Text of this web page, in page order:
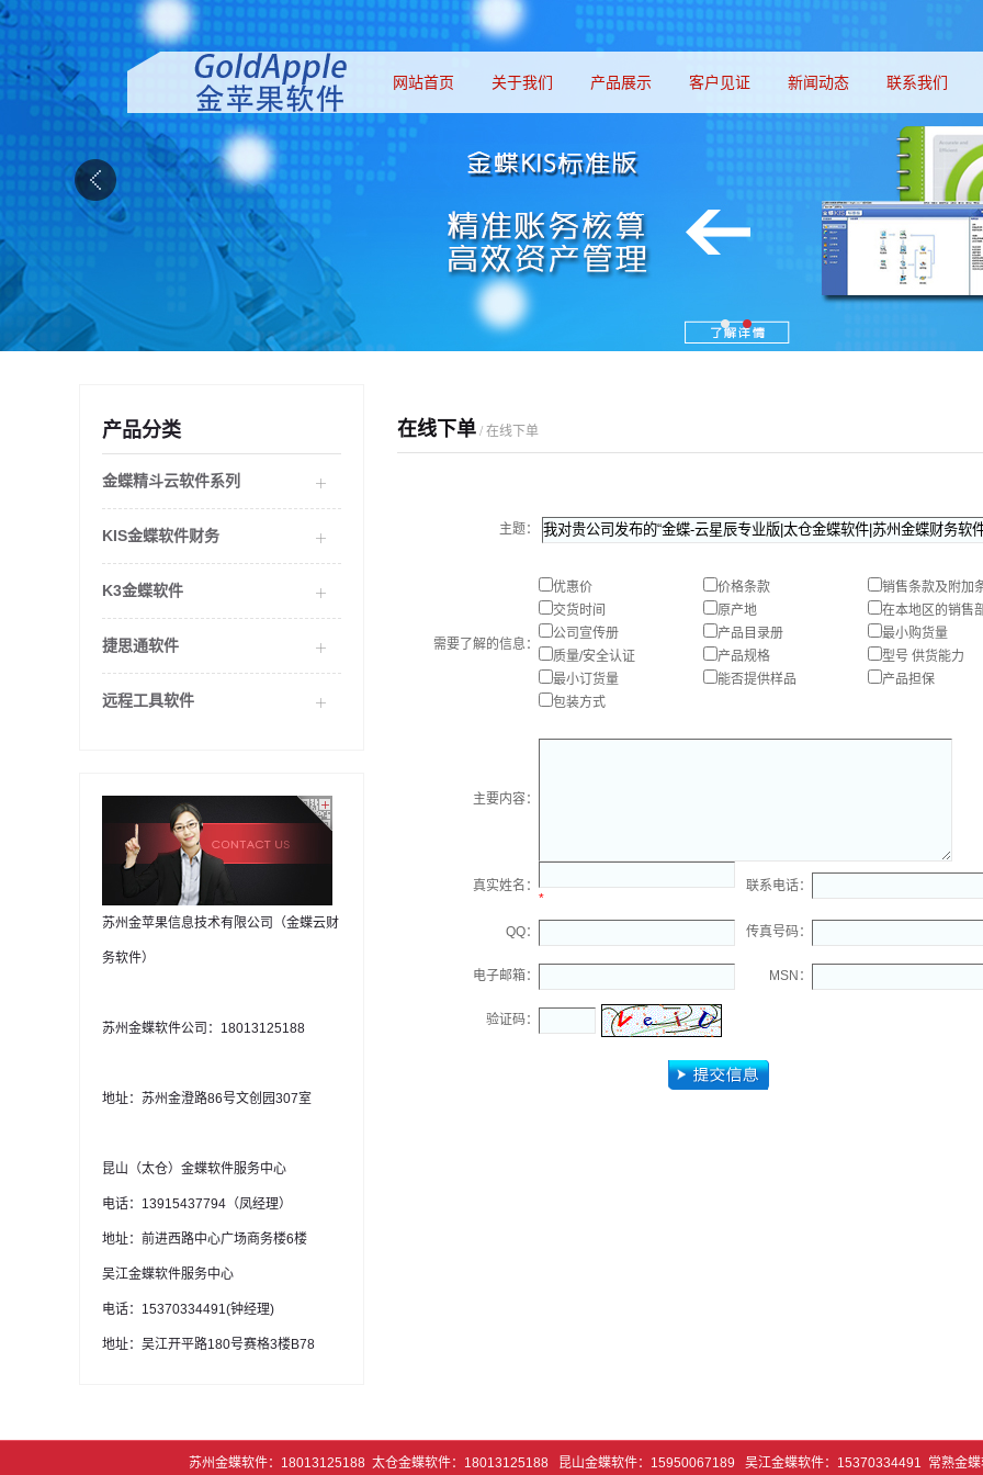
网站首页 关于我们 产品展示 客户见证 新闻动态 联系我们
产品分类
金蝶精斗云软件系列
KIS金蝶软件财务
K3金蝶软件
捷思通软件
远程工具软件
苏州金苹果信息技术有限公司（金蝶云财
务软件）
苏州金蝶软件公司：18013125188
地址：苏州金澄路86号文创园307室
昆山（太仓）金蝶软件服务中心
电话：13915437794（凤经理）
地址：前进西路中心广场商务楼6楼
吴江金蝶软件服务中心
电话：15370334491(钟经理)
地址：吴江开平路180号赛格3楼B78
在线下单 / 在线下单
主题：
需要了解的信息：
优惠价 价格条款
销售条款及附加
交货时间
原产地
在本地区的销售部
公司宣传册
产品目录册
最小购货量
质量/安全认证
产品规格
型号 供货能力
最小订货量
能否提供样品
产品担保
包装方式
主要内容：
真实姓名：
*
联系电话：
QQ： 传真号码：
电子邮箱： MSN：
验证码：
苏州金蝶软件：18013125188 太仓金蝶软件：18013125188 昆山金蝶软件：15950067189 吴江金蝶软件：15370334491 常熟金蝶